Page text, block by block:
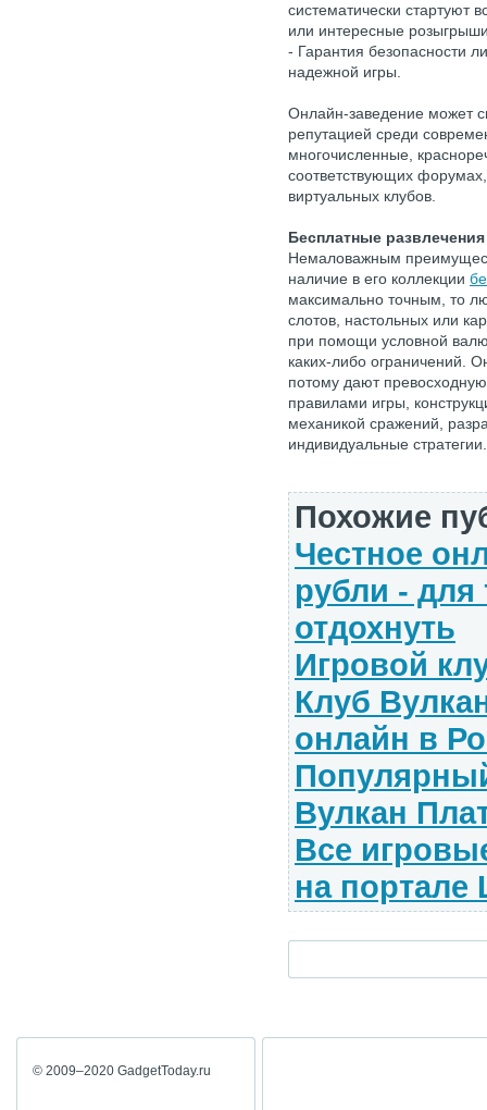
систематически стартуют
или интересные
- Гарантия безопасности
надежной игры.
Онлайн-заведение может
репутацией среди
многочисленные,
соответствующих
виртуальных клубов.
Бесплатные развлечения
Немаловажным
наличие в его коллекции
максимально точным, то
слотов, настольных или
при помощи условной
каких-либо ограничений.
потому дают
правилами игры,
механикой сражений,
индивидуальные стратегии.
Похожие
Честное
рубли - для
отдохнуть
Игровой
Клуб
онлайн в
Вулкан
Все
на портале
© 2009–2020 GadgetToday.ru